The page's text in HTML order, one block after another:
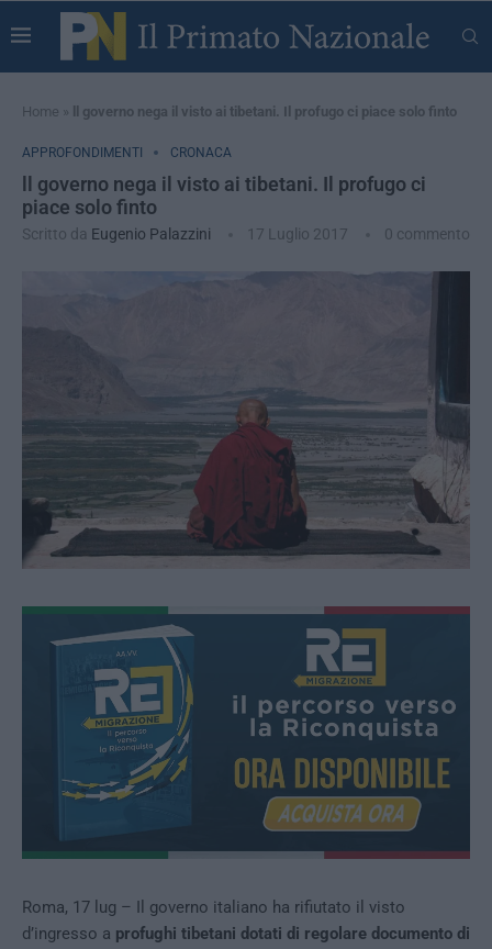
Home » ll governo nega il visto ai tibetani. Il profugo ci piace solo finto
APPROFONDIMENTI CRONACA
ll governo nega il visto ai tibetani. Il profugo ci
piace solo finto
Scritto da Eugenio Palazzini 17 Luglio 2017 0 commento
Roma, 17 lug – Il governo italiano ha rifiutato il visto
d’ingresso a profughi tibetani dotati di regolare documento di